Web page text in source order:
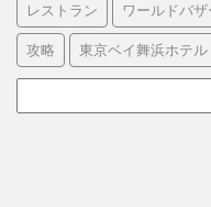
レストラン ワールドバ
攻略 東京ベイ舞浜ホテル